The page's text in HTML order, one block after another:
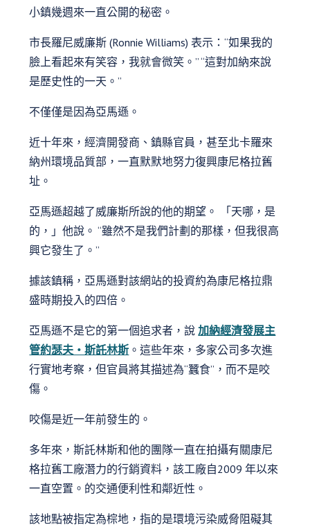
小鎮幾週來一直公開的秘密。
市長羅尼威廉斯 (Ronnie Williams) 表示：“如果我的
臉上看起來有笑容，我就會微笑。” “這對加納來說
是歷史性的一天。”
不僅僅是因為亞馬遜。
近十年來，經濟開發商、鎮縣官員，甚至北卡羅來
納州環境品質部，一直默默地努力復興康尼格拉舊
址。
亞馬遜超越了威廉斯所說的他的期望。 「天哪，是
的，」他說。 “雖然不是我們計劃的那樣，但我很高
興它發生了。”
據該鎮稱，亞馬遜對該網站的投資約為康尼格拉鼎
盛時期投入的四倍。
亞馬遜不是它的第一個追求者，說加納經濟發展主
管約瑟夫‧斯託林斯 。這些年來，多家公司多次進
行實地考察，但官員將其描述為“蠶食”，而不是咬
傷。
咬傷是近一年前發生的。
多年來，斯託林斯和他的團隊一直在拍攝有關康尼
格拉舊工廠潛力的行銷資料，該工廠自2009 年以來
一直空置。的交通便利性和鄰近性。
該地點被指定為棕地，指的是環境污染威脅阻礙其